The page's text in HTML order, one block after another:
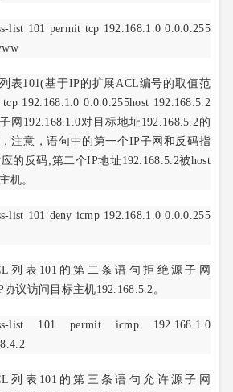
list 101 permit tcp 192.168.1.0 0.0.0.255
表101(基于IP的扩展ACL编号的取值范
192.168.1.0 0.0.0.255host 192.168.5.2
网192.168.1.0对目标地址192.168.5.2的
注意，语句中的第一个IP子网和反码指
的反码;第二个IP地址192.168.5.2被host
机。
list 101 deny icmp 192.168.1.0 0.0.0.255
列表101的第二条语句拒绝源子网
议访问目标主机192.168.5.2。
list 101 permit icmp 192.168.1.0
列表101的第三条语句允许源子网